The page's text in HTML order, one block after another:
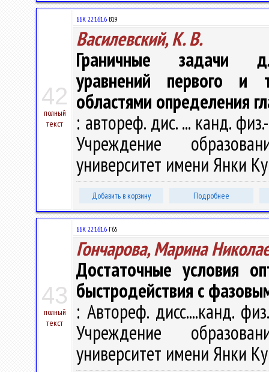
42
полный
текст
ББК 22.161.6 В19
Василевский, К. В.
Граничные задачи
уравнений первого и
областями определения
: автореф. дис. ... канд.
Учреждение
университет имени Янки
Добавить в корзину Подробнее
43
полный
текст
ББК 22.161.6 Г65
Гончарова, Марина
Достаточные условия
быстродействия с
: Автореф. дисс....канд.
Учреждение
университет имени Янки